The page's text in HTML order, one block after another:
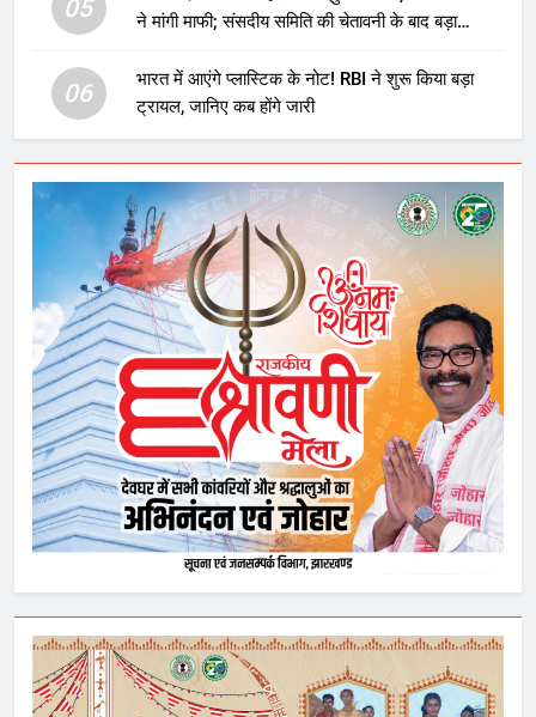
05
ने मांगी माफी; संसदीय समिति की चेतावनी के बाद बड़ा
06
भारत में आएंगे प्लास्टिक के नोट! RBI ने शुरू किया बड़ा
ट्रायल, जानिए कब होंगे जारी